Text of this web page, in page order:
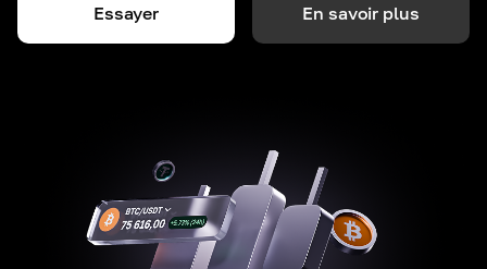
Essayer En savoir plus